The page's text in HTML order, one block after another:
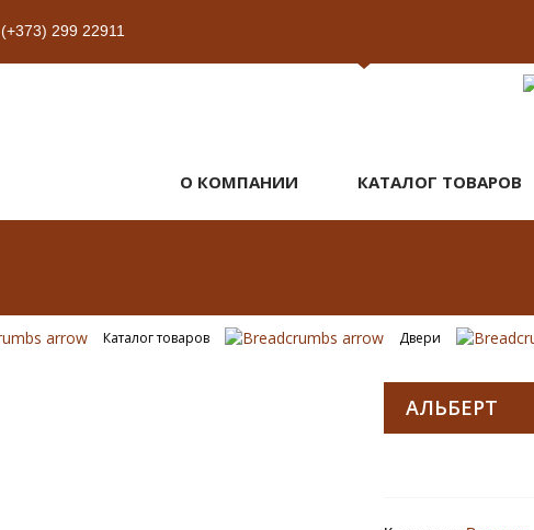
(+373) 299 22911
О КОМПАНИИ КАТАЛОГ ТОВАРОВ
Каталог товаров Двери
АЛЬБЕРТ